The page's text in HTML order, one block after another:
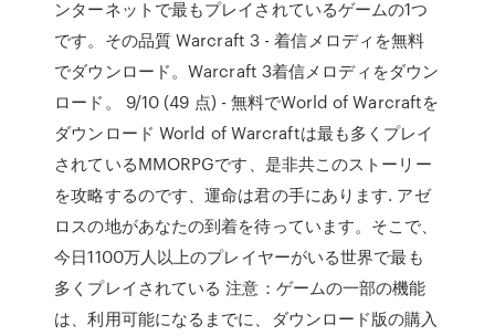
ンターネットで最もプレイされているゲームの1つ
です。その品質 Warcraft 3 - 着信メロディを無料
でダウンロード。Warcraft 3着信メロディをダウン
ロード。 9/10 (49 点) - 無料でWorld of Warcraftを
ダウンロード World of Warcraftは最も多くプレイ
されているMMORPGです、是非共このストーリー
を攻略するのです、運命は君の手にあります. アゼ
ロスの地があなたの到着を待っています。そこで、
今日1100万人以上のプレイヤーがいる世界で最も
多くプレイされている 注意：ゲームの一部の機能
は、利用可能になるまでに、ダウンロード版の購入